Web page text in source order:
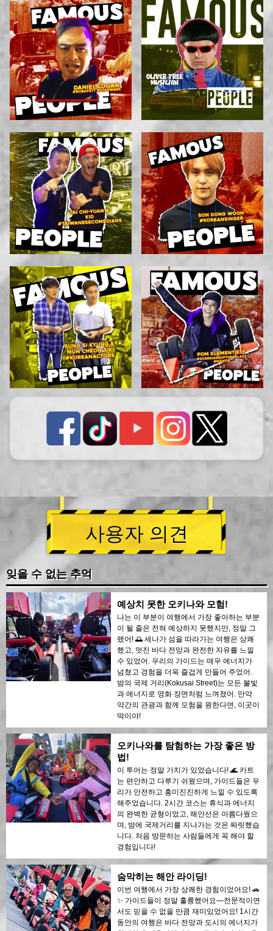
사용자 의견
잊을 수 없는 추억
예상치 못한 오키나와 모험!
나는 이 부분이 여행에서 가장 좋아하는 부분
이 될 줄은 전혀 예상하지 못했지만, 정말 그
랬어! 🌅 세나가 섬을 따라가는 여행은 상쾌
했고, 멋진 바다 전망과 완전한 자유를 느낄
수 있었어. 우리의 가이드는 매우 에너지가
넘쳤고 경험을 더욱 즐겁게 만들어 주었어.
밤의 국제 거리(Kokusai Street)는 모든 불빛
과 에너지로 영화 장면처럼 느껴졌어. 만약
약간의 관광과 함께 모험을 원한다면, 이곳이
딱이야!
오키나와를 탐험하는 가장 좋은 방
법!
이 투어는 정말 가치가 있었습니다! 🌊 카트
는 편안하고 다루기 쉬웠으며, 가이드들은 우
리가 안전하고 흥미진진하게 느낄 수 있도록
해주었습니다. 2시간 코스는 휴식과 에너지
의 완벽한 균형이었고, 해안선은 아름다웠으
며, 밤에 국제거리를 지나가는 것은 짜릿했습
니다. 처음 방문하는 사람들에게 꼭 해야 할
경험입니다!
숨막히는 해안 라이딩!
이번 여행에서 가장 상쾌한 경험이었어요! 🚗
✨ 가이드들이 정말 훌륭했어요—전문적이면
서도 믿을 수 없을 만큼 재미있었어요! 1시간
동안의 여행은 바다 전망과 도시의 에너지가